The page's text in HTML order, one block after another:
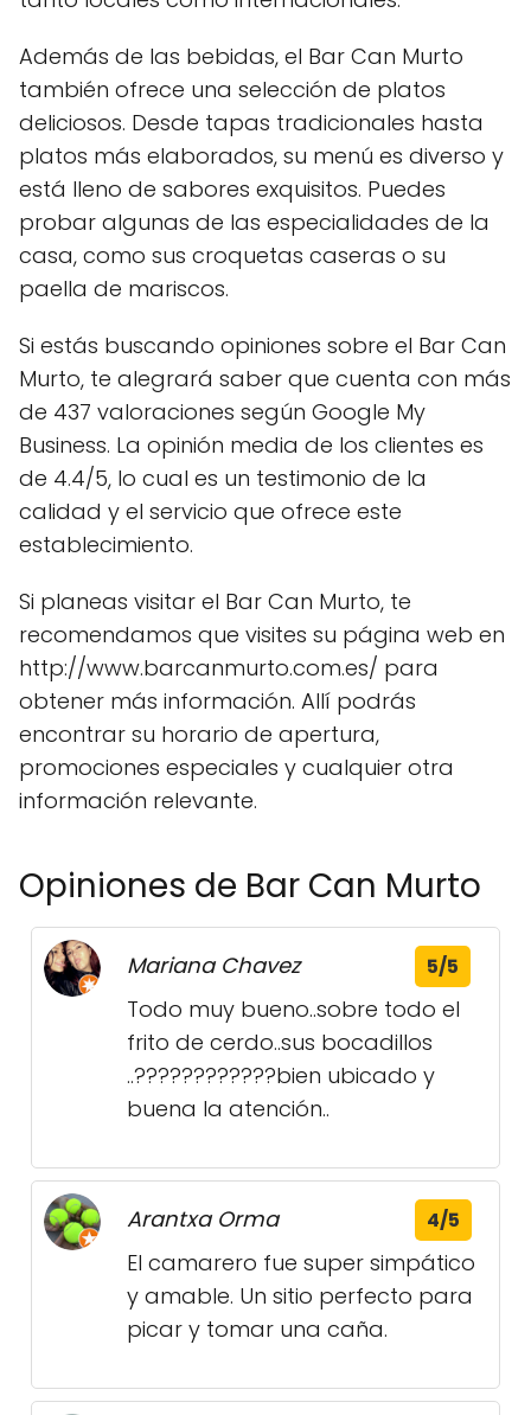
Además de las bebidas, el Bar Can Murto
también ofrece una selección de platos
deliciosos. Desde tapas tradicionales hasta
platos más elaborados, su menú es diverso y
está lleno de sabores exquisitos. Puedes
probar algunas de las especialidades de la
casa, como sus croquetas caseras o su
paella de mariscos.
Si estás buscando opiniones sobre el Bar Can
Murto, te alegrará saber que cuenta con más
de 437 valoraciones según Google My
Business. La opinión media de los clientes es
de 4.4/5, lo cual es un testimonio de la
calidad y el servicio que ofrece este
establecimiento.
Si planeas visitar el Bar Can Murto, te
recomendamos que visites su página web en
http://www.barcanmurto.com.es/ para
obtener más información. Allí podrás
encontrar su horario de apertura,
promociones especiales y cualquier otra
información relevante.
Opiniones de Bar Can Murto
Mariana Chavez 5/5
Todo muy bueno..sobre todo el
frito de cerdo..sus bocadillos
..????????????bien ubicado y
buena la atención..
Arantxa Orma 4/5
El camarero fue super simpático
y amable. Un sitio perfecto para
picar y tomar una caña.